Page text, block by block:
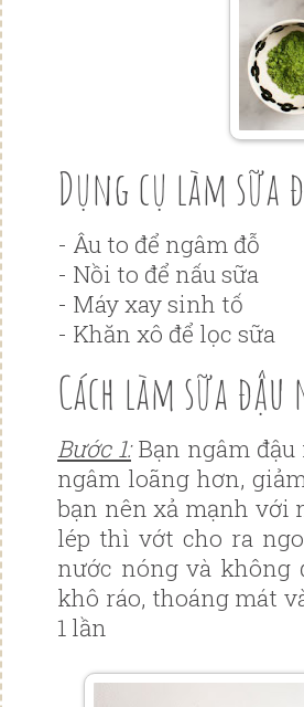
Dụng cụ làm sữa
- Âu to để ngâm đỗ
- Nồi to để nấu sữa
- Máy xay sinh tố
- Khăn xô để lọc sữa
Cách làm sữa
Bước 1:Bạn ngâm
ngâm loãng hơn,
bạn nên xả mạnh với
lép thì vớt cho ra
nước nóng và không
khô ráo, thoáng mát
1 lần